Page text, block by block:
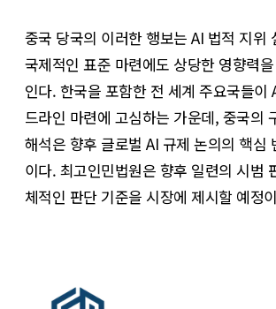
중국 당국의 이러한 행보는 AI 법적 지위
국제적인 표준 마련에도 상당한 영향력
인다. 한국을 포함한 전 세계 주요국들이
드라인 마련에 고심하는 가운데, 중국의
해석은 향후 글로벌 AI 규제 논의의 핵심
이다. 최고인민법원은 향후 일련의 시범
체적인 판단 기준을 시장에 제시할 예정